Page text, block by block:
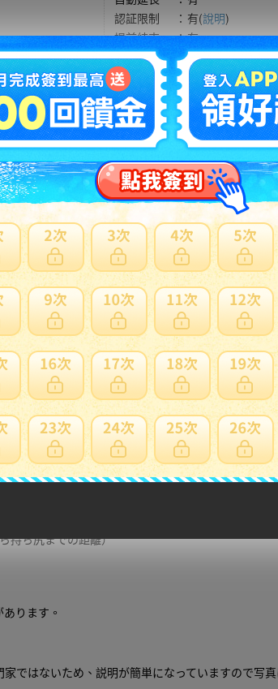
認証限制
： 有(說明)
提前結束
：有
可否退貨
：否
註冊會員 出價競標
費用試算 問題商品反映流程
題，下標前注意
確性，詳細問題說明請使用商品問與答
。
箱付
持ち尻までの距離）
ります。
ではないため、説明が簡単になっていますので写